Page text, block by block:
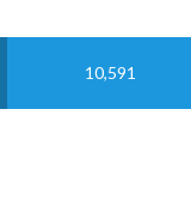
10,591